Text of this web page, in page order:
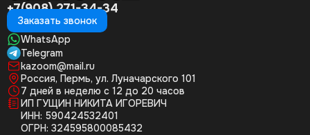
+7(908) 271-34-34
Заказать звонок
WhatsApp
Telegram
kazoom@mail.ru
Россия, Пермь, ул. Луначарского 101
7 дней в неделю с 12 до 20 часов
ИП ГУЩИН НИКИТА ИГОРЕВИЧ
ИНН: 590424532401
ОГРН: 324595800085432